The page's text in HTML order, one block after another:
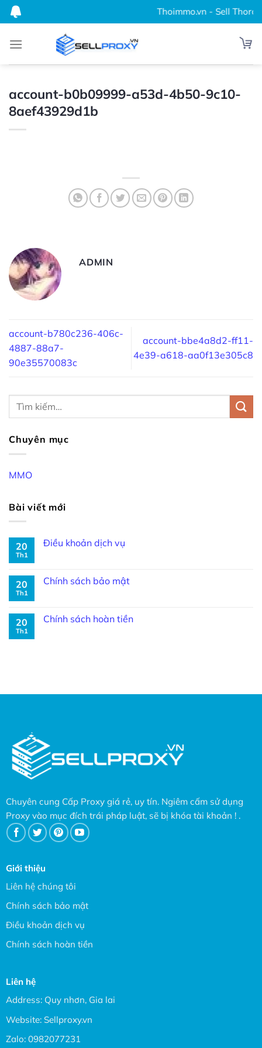
Bỏ
qua
dung
Thoimmo.vn - Sell
account-b0b09999-a53d-4b50-9c10-
8aef43929d1b
ADMIN
account-b780c236-406c-
4887-88a7-
90e35570083c
account-bbe4a8d2-ff11-
4e39-a618-aa0f13e305c8
Chuyên mục
MMO
Bài viết mới
20
Th1
Điều khoản dịch vụ
20
Th1
Chính sách bảo mật
20
Th1
Chính sách hoàn tiền
Chuyên cung Cấp Proxy giá rẻ, uy tín. Ngiêm cấm sử dụng
Proxy vào mục đích trái pháp luật, sẽ bị khóa tài khoản ! .
Giới thiệu
Liên hệ chúng tôi
Chính sách bảo mật
Điều khoản dịch vụ
Chính sách hoàn tiền
Liên hệ
Address: Quy nhơn, Gia lai
Website: Sellproxy.vn
Zalo: 0982077231